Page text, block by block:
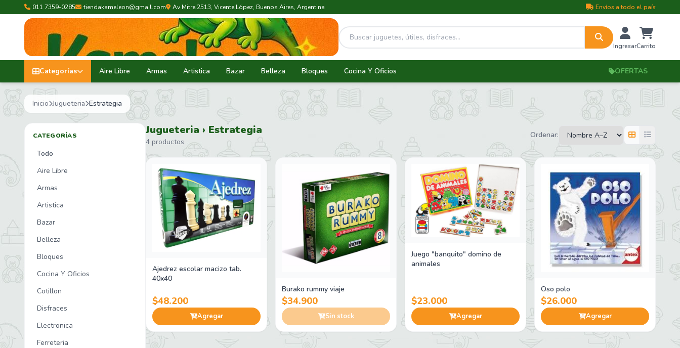
011 7359-0285 tiendakameleon@gmail.com Av Mitre 2513, Vicente López, Buenos Aires, Argentina Envíos a todo el país
IngresarCarrito
Categorías Aire Libre Armas Artistica Bazar Belleza Bloques Cocina Y Oficios OFERTAS
Inicio Jugueteria Estrategia
CATEGORÍAS
Todo
Aire Libre
Armas
Artistica
Bazar
Belleza
Bloques
Cocina Y Oficios
Cotillon
Disfraces
Electronica
Ferreteria
Jugueteria › Estrategia
4 productos
Ordenar:
Ajedrez escolar macizo tab.
40x40
$48.200
Agregar
Burako rummy viaje
$34.900
Sin stock
Juego "banquito" domino de
animales
$23.000
Agregar
Oso polo
$26.000
Agregar